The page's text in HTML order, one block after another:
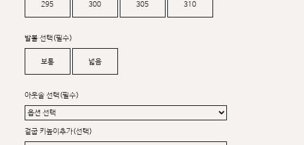
295 300 305 310
발볼 선택(필수)
보통 넓음
아웃솔 선택(필수)
겉굽 키높이추가(선택)